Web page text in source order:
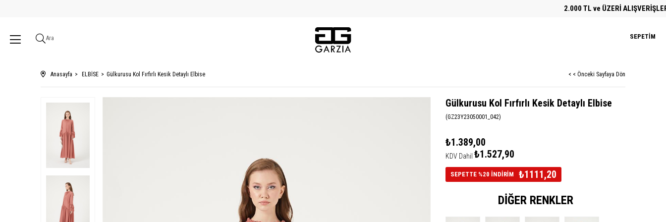
2.000 TL ve ÜZERİ ALIŞVERİŞLERDE
Ara SEPETIM
Anasayfa ELBİSE Gülkurusu Kol Fırfırlı Kesik Detaylı Elbise < < Önceki Sayfaya Dön
Gülkurusu Kol Fırfırlı Kesik Detaylı Elbise
(GZ23Y23050001_042)
₺1.389,00
KDV Dahil ₺1.527,90
SEPETTE %20 İNDİRİM ₺1111,20
DIĞER RENKLER